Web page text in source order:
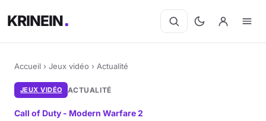
KRINEIN
Accueil › Jeux vidéo › Actualité
JEUX VIDÉO ACTUALITÉ
Call of Duty - Modern Warfare 2